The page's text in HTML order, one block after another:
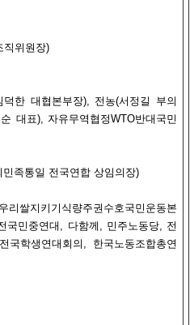
조직위원장)
한 대협본부장), 전농(서정길 부의
대표), 자유무역협정WTO반대국민
족통일 전국연합 상임의장)
쌀지키기식량주권수호국민운동본
국민중연대, 다함께, 민주노동당, 전
국학생연대회의, 한국노동조합총연